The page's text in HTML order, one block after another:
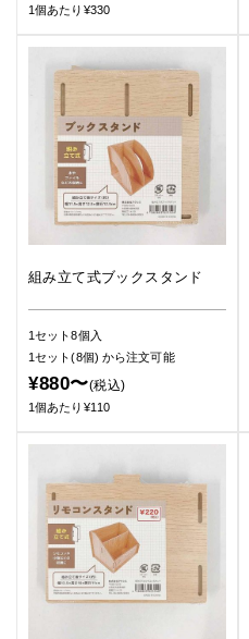
1個あたり¥330
組み立て式ブックスタンド
1セット8個入
1セット(8個) から注文可能
¥880〜(税込)
1個あたり¥110